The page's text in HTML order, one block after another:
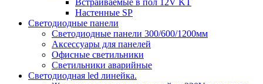
Встраиваемые в пол 12V KT
Настенные SP
Светодиодные панели
Светодиодные панели 300/600/1200мм
Аксессуары для панелей
Офисные светильники
Светильники аварийные
Светодиодная led линейка.